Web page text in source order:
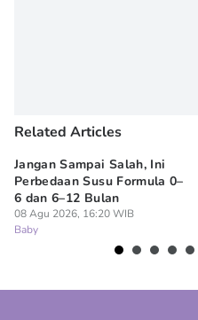
Related Articles
Jangan Sampai Salah, Ini
Perbedaan Susu Formula 0–
6 dan 6–12 Bulan
08 Agu 2026, 16:20 WIB
Baby